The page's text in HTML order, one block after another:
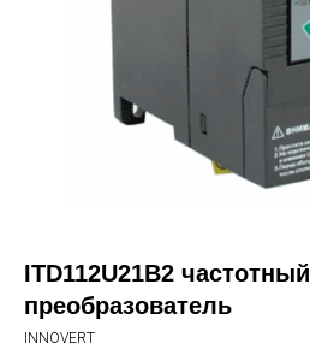
ITD112U21B2 частотный
преобразователь
INNOVERT